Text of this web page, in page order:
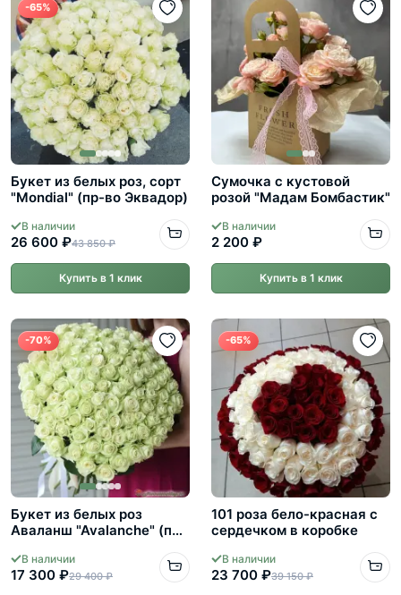
-65%
Букет из белых роз, сорт
"Mondial" (пр-во Эквадор)
В наличии
26 600 ₽43 850 ₽
Купить в 1 клик
Сумочка с кустовой
розой "Мадам Бомбастик"
В наличии
2 200 ₽
Купить в 1 клик
-70%
Букет из белых роз
Аваланш "Avalanche" (пр-
В наличии
17 300 ₽29 400 ₽
-65%
101 роза бело-красная с
сердечком в коробке
В наличии
23 700 ₽39 150 ₽